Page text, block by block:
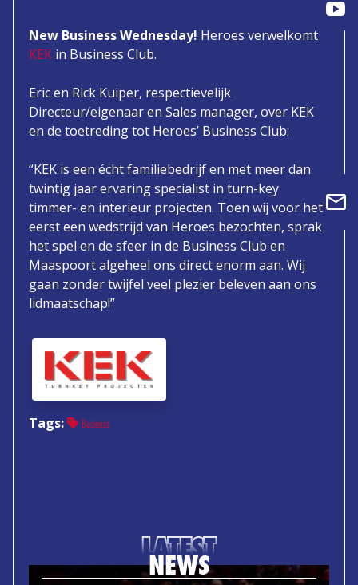
New Business Wednesday! Heroes verwelkomt
KEK in Business Club.
Eric en Rick Kuiper, respectievelijk
Directeur/eigenaar en Sales manager, over KEK
en de toetreding tot Heroes’ Business Club:
“KEK is een écht familiebedrijf en met meer dan
twintig jaar ervaring specialist in turn-key
timmer- en interieur projecten. Toen wij voor het
eerst een wedstrijd van Heroes bezochten, sprak
het spel en de sfeer in de Business Club en
Maaspoort algeheel ons direct enorm aan. Wij
gaan zonder twijfel veel plezier beleven aan ons
lidmaatschap!”
Tags: Business
LATEST
NEWS